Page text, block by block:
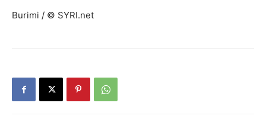
Burimi / © SYRI.net